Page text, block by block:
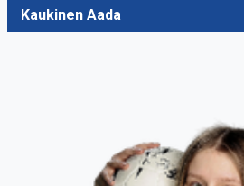
Kaukinen Aada